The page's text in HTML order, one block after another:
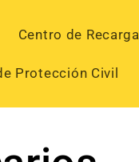
Centro de Recarga
Protección Civil